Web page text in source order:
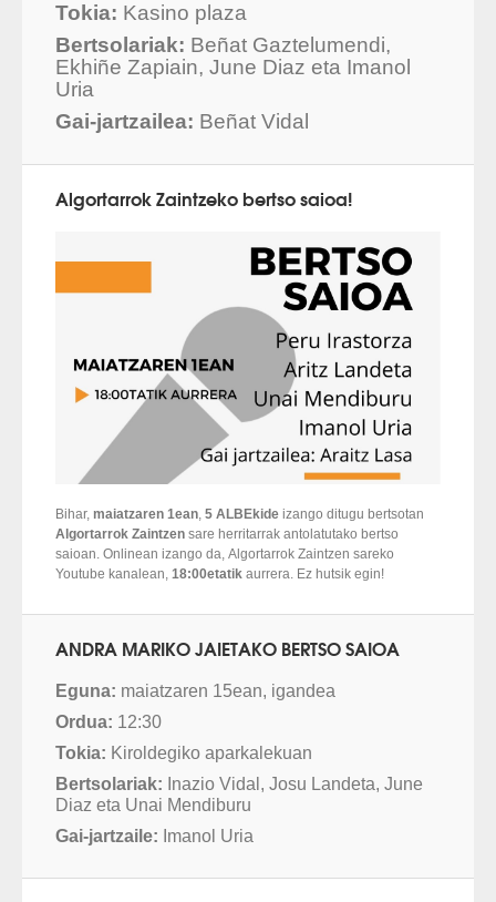
Tokia: Kasino plaza
Bertsolariak: Beñat Gaztelumendi,
Ekhiñe Zapiain, June Diaz eta Imanol
Uria
Gai-jartzailea: Beñat Vidal
Algortarrok Zaintzeko bertso saioa!
Bihar, maiatzaren 1ean, 5 ALBEkide izango ditugu bertsotan
Algortarrok Zaintzen sare herritarrak antolatutako bertso
saioan. Onlinean izango da, Algortarrok Zaintzen sareko
Youtube kanalean, 18:00etatik aurrera. Ez hutsik egin!
ANDRA MARIKO JAIETAKO BERTSO SAIOA
Eguna: maiatzaren 15ean, igandea
Ordua: 12:30
Tokia: Kiroldegiko aparkalekuan
Bertsolariak: Inazio Vidal, Josu Landeta, June
Diaz eta Unai Mendiburu
Gai-jartzaile: Imanol Uria